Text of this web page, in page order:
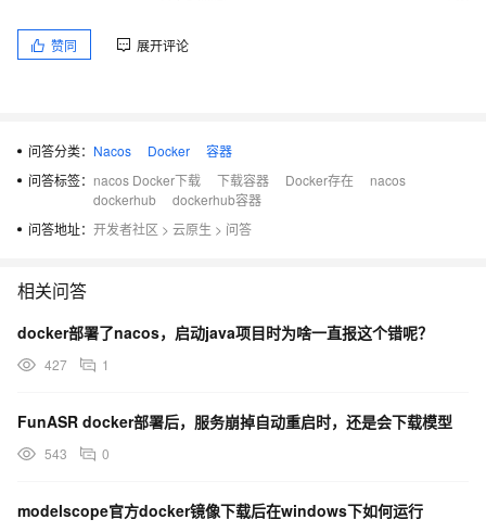
赞同 展开评论
问答分类： Nacos Docker
容器
问答标签： nacos Docker下载 下载容器 Docker存在
nacos
dockerhub
dockerhub容器
问答地址： 开发者社区 > 云原生 > 问答
相关问答
docker部署了nacos，启动java项目时为啥一直报这个错呢？
427 1
FunASR docker部署后，服务崩掉自动重启时，还是会下载模型
543 0
modelscope官方docker镜像下载后在windows下如何运行